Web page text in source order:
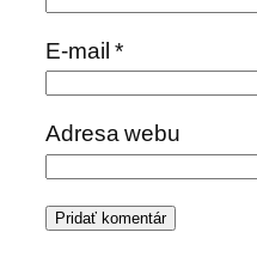
E-mail*
Adresa webu